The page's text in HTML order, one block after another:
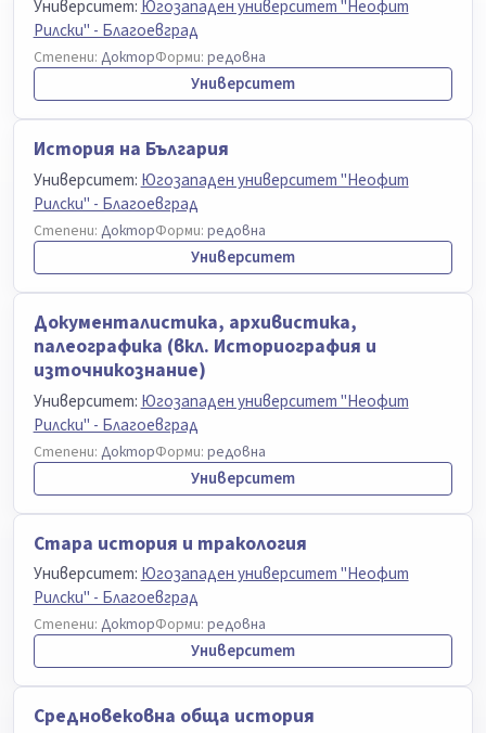
Университет:Югозападен университет "Неофит
Рилски" - Благоевград
Степени: ДокторФорми: редовна
Университет
История на България
Университет: Югозападен университет "Неофит
Рилски" - Благоевград
Степени: ДокторФорми: редовна
Университет
Документалистика, архивистика,
палеографика (вкл. Историография и
източникознание)
Университет: Югозападен университет "Неофит
Рилски" - Благоевград
Степени: ДокторФорми: редовна
Университет
Стара история и тракология
Университет: Югозападен университет "Неофит
Рилски" - Благоевград
Степени: ДокторФорми: редовна
Университет
Средновековна обща история